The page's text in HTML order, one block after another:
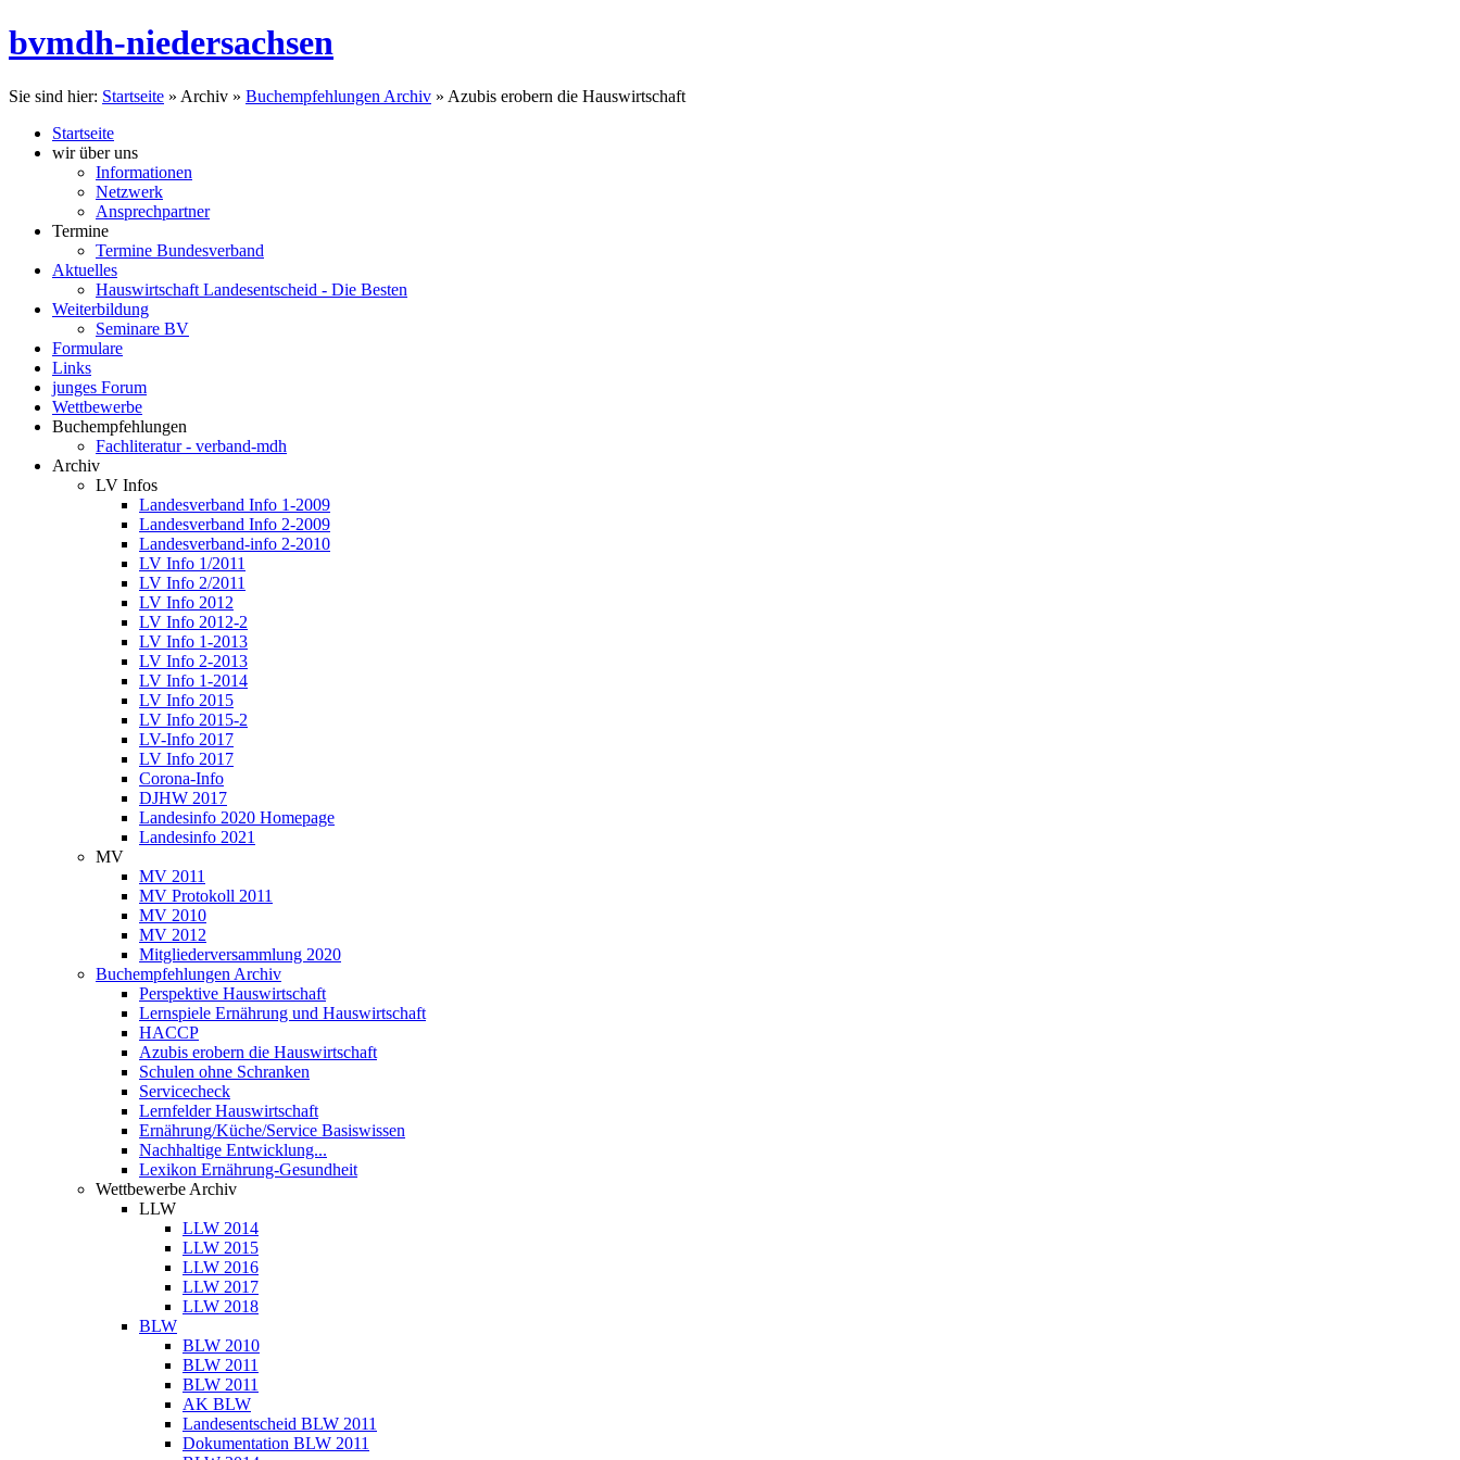
bvmdh-niedersachsen
Sie sind hier: Startseite » Archiv » Buchempfehlungen Archiv » Azubis erobern die Hauswirtschaft
Startseite
wir über uns
Informationen
Netzwerk
Ansprechpartner
Termine
Termine Bundesverband
Aktuelles
Hauswirtschaft Landesentscheid - Die Besten
Weiterbildung
Seminare BV
Formulare
Links
junges Forum
Wettbewerbe
Buchempfehlungen
Fachliteratur - verband-mdh
Archiv
LV Infos
Landesverband Info 1-2009
Landesverband Info 2-2009
Landesverband-info 2-2010
LV Info 1/2011
LV Info 2/2011
LV Info 2012
LV Info 2012-2
LV Info 1-2013
LV Info 2-2013
LV Info 1-2014
LV Info 2015
LV Info 2015-2
LV-Info 2017
LV Info 2017
Corona-Info
DJHW 2017
Landesinfo 2020 Homepage
Landesinfo 2021
MV
MV 2011
MV Protokoll 2011
MV 2010
MV 2012
Mitgliederversammlung 2020
Buchempfehlungen Archiv
Perspektive Hauswirtschaft
Lernspiele Ernährung und Hauswirtschaft
HACCP
Azubis erobern die Hauswirtschaft
Schulen ohne Schranken
Servicecheck
Lernfelder Hauswirtschaft
Ernährung/Küche/Service Basiswissen
Nachhaltige Entwicklung...
Lexikon Ernährung-Gesundheit
Wettbewerbe Archiv
LLW
LLW 2014
LLW 2015
LLW 2016
LLW 2017
LLW 2018
BLW
BLW 2010
BLW 2011
BLW 2011
AK BLW
Landesentscheid BLW 2011
Dokumentation BLW 2011